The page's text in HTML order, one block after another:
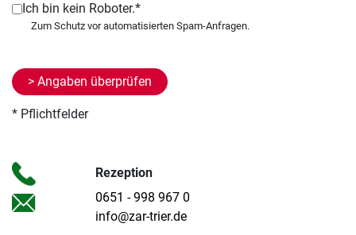
Ich bin kein Roboter.*
* Pflichtfelder
Rezeption
0651 - 998 967 0
info@zar-trier.de